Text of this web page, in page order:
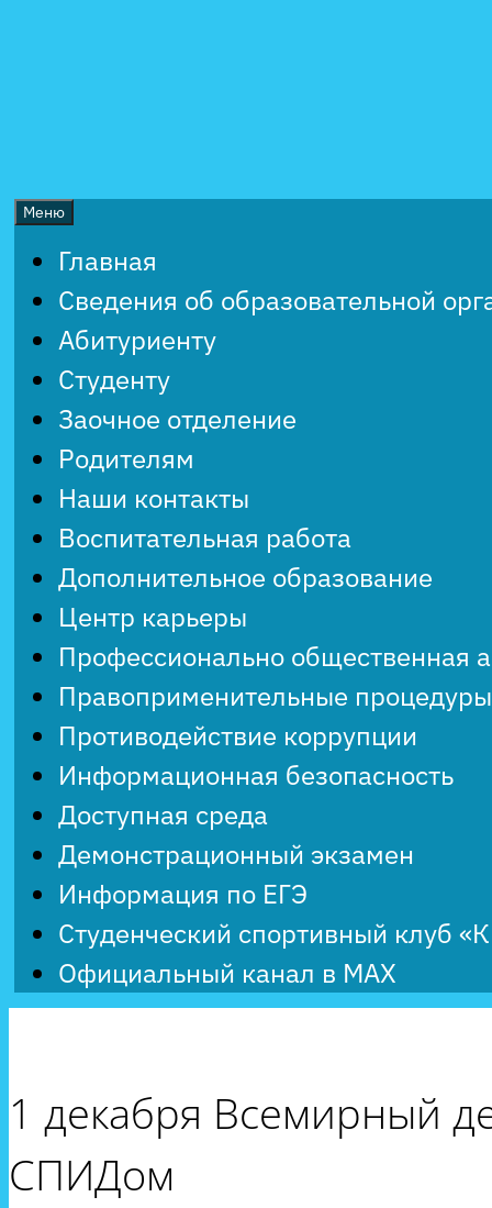
Меню
Главная
Сведения об образовательной
Абитуриенту
Студенту
Заочное отделение
Родителям
Наши контакты
Воспитательная работа
Дополнительное образование
Центр карьеры
Профессионально общественная
Правоприменительные процедуры
Противодействие коррупции
Информационная безопасность
Доступная среда
Демонстрационный экзамен
Информация по ЕГЭ
Студенческий спортивный клуб
Официальный канал в MAX
1 декабря Всемирный
СПИДом